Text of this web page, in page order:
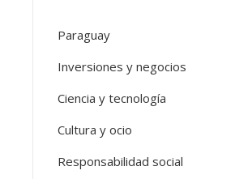
Paraguay
Inversiones y negocios
Ciencia y tecnología
Cultura y ocio
Responsabilidad social